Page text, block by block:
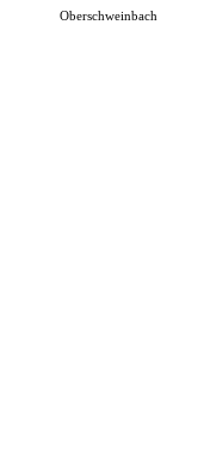
Oberschweinbach